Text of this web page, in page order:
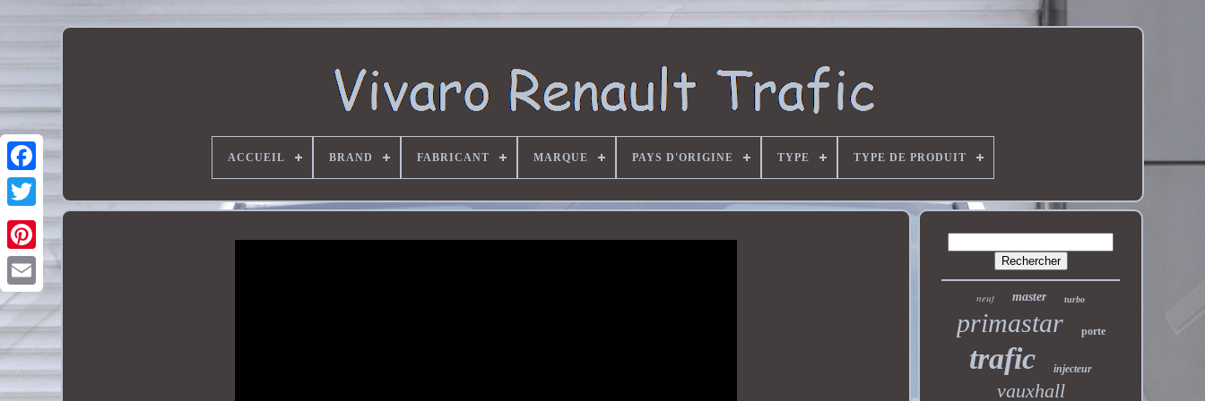
ACCUEIL BRAND FABRICANT MARQUE PAYS D'ORIGINE TYPE TYPE DE PRODUIT
neuf master turbo
primastar porte
trafic injecteur
vauxhall